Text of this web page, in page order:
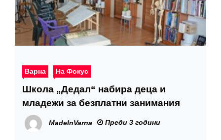
Варна На Фокус
Школа „Дедал“ набира деца и
младежи за безплатни занимания
MadeInVarna Преди 3 години